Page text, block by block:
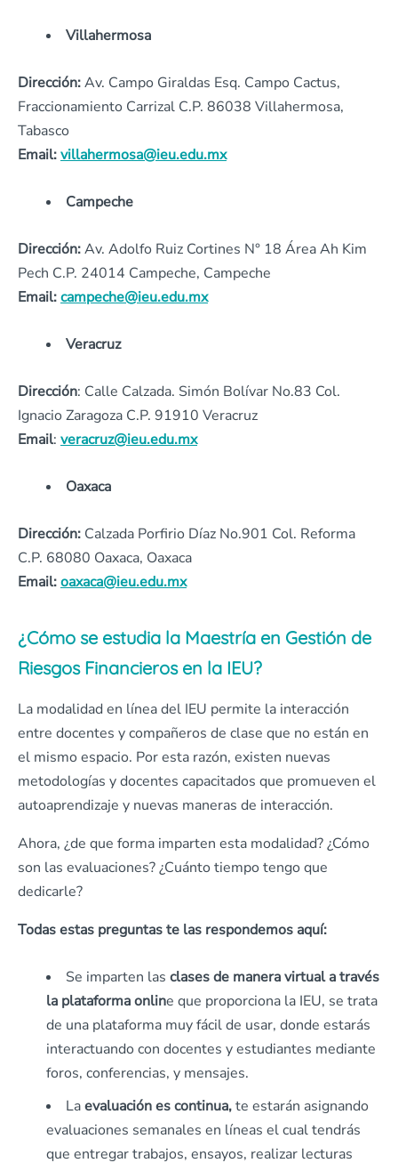
Villahermosa
Dirección:Av. Campo Giraldas Esq. Campo Cactus,
Fraccionamiento Carrizal C.P. 86038 Villahermosa,
Tabasco
Email:villahermosa@ieu.edu.mx
Campeche
Dirección:Av. Adolfo Ruiz Cortines N° 18 Área Ah Kim
Pech C.P. 24014 Campeche, Campeche
Email:campeche@ieu.edu.mx
Veracruz
Dirección: Calle Calzada. Simón Bolívar No.83 Col.
Ignacio Zaragoza C.P. 91910 Veracruz
Email: veracruz@ieu.edu.mx
Oaxaca
Dirección: Calzada Porfirio Díaz No.901 Col. Reforma
C.P. 68080 Oaxaca, Oaxaca
Email:oaxaca@ieu.edu.mx
¿Cómo se estudia la Maestría en Gestión de
Riesgos Financieros en la IEU?
La modalidad en línea del IEU permite la interacción
entre docentes y compañeros de clase que no están en
el mismo espacio. Por esta razón, existen nuevas
metodologías y docentes capacitados que promueven el
autoaprendizaje y nuevas maneras de interacción.
Ahora, ¿de que forma imparten esta modalidad? ¿Cómo
son las evaluaciones? ¿Cuánto tiempo tengo que
dedicarle?
Todas estas preguntas te las respondemos aquí:
Se imparten las clases de manera virtual a través
la plataforma online que proporciona la IEU, se trata
de una plataforma muy fácil de usar, donde estarás
interactuando con docentes y estudiantes mediante
foros, conferencias, y mensajes.
Laevaluación es continua,te estarán asignando
evaluaciones semanales en líneas el cual tendrás
que entregar trabajos, ensayos, realizar lecturas